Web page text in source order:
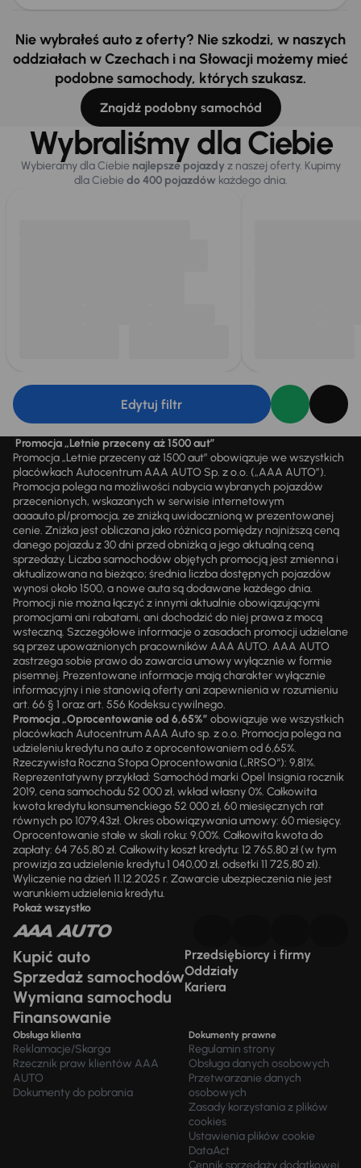
Nie wybrałeś auto z oferty? Nie szkodzi, w naszych
oddziałach w Czechach i na Słowacji możemy mieć
podobne samochody, których szukasz.
Znajdź podobny samochód
Wybraliśmy dla Ciebie
Wybieramy dla Ciebie najlepsze pojazdy z naszej oferty. Kupimy
dla Ciebiedo 400 pojazdówkażdego dnia.
Edytuj filtr
Promocja „Letnie przeceny aż 1500 aut”
Promocja „Letnie przeceny aż 1500 aut” obowiązuje we wszystkich
placówkach Autocentrum AAA AUTO Sp. z o.o. („AAA AUTO”).
Promocja polega na możliwości nabycia wybranych pojazdów
przecenionych, wskazanych w serwisie internetowym
aaaauto.pl/promocja, ze zniżką uwidocznioną w prezentowanej
cenie. Zniżka jest obliczana jako różnica pomiędzy najniższą ceną
danego pojazdu z 30 dni przed obniżką a jego aktualną ceną
sprzedaży. Liczba samochodów objętych promocją jest zmienna i
aktualizowana na bieżąco; średnia liczba dostępnych pojazdów
wynosi około 1500, a nowe auta są dodawane każdego dnia.
Promocji nie można łączyć z innymi aktualnie obowiązującymi
promocjami ani rabatami, ani dochodzić do niej prawa z mocą
wsteczną. Szczegółowe informacje o zasadach promocji udzielane
są przez upoważnionych pracowników AAA AUTO. AAA AUTO
zastrzega sobie prawo do zawarcia umowy wyłącznie w formie
pisemnej. Prezentowane informacje mają charakter wyłącznie
informacyjny i nie stanowią oferty ani zapewnienia w rozumieniu
art. 66 § 1 oraz art. 556 Kodeksu cywilnego.
Promocja „Oprocentowanie od 6,65%” obowiązuje we wszystkich
placówkach Autocentrum AAA Auto sp. z o.o. Promocja polega na
udzieleniu kredytu na auto z oprocentowaniem od 6,65%.
Rzeczywista Roczna Stopa Oprocentowania („RRSO“): 9,81%.
Reprezentatywny przykład: Samochód marki Opel Insignia rocznik
2019, cena samochodu 52 000 zł, wkład własny 0%. Całkowita
kwota kredytu konsumenckiego 52 000 zł, 60 miesięcznych rat
równych po 1079,43zł. Okres obowiązywania umowy: 60 miesięcy.
Oprocentowanie stałe w skali roku: 9,00%. Całkowita kwota do
zapłaty: 64 765,80 zł. Całkowity koszt kredytu: 12 765,80 zł (w tym
prowizja za udzielenie kredytu 1 040,00 zł, odsetki 11 725,80 zł).
Wyliczenie na dzień 11.12.2025 r. Zawarcie ubezpieczenia nie jest
warunkiem udzielenia kredytu.
Pokaż wszystko
Kupić auto
Sprzedaż samochodów
Wymiana samochodu
Finansowanie
Przedsiębiorcy i firmy
Oddziały
Kariera
Obsługa klienta
Reklamacje/Skarga
Rzecznik praw klientów AAA
AUTO
Dokumenty do pobrania
Dokumenty prawne
Regulamin strony
Obsługa danych osobowych
Przetwarzanie danych
osobowych
Zasady korzystania z plików
cookies
Ustawienia plików cookie
DataAct
Cennik sprzedaży dodatkowej